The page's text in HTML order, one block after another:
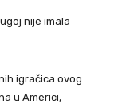
nije imala
igračica ovog
u Americi,